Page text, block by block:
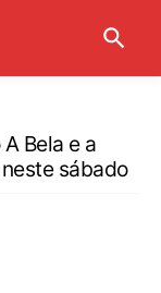
Bela e a
sábado